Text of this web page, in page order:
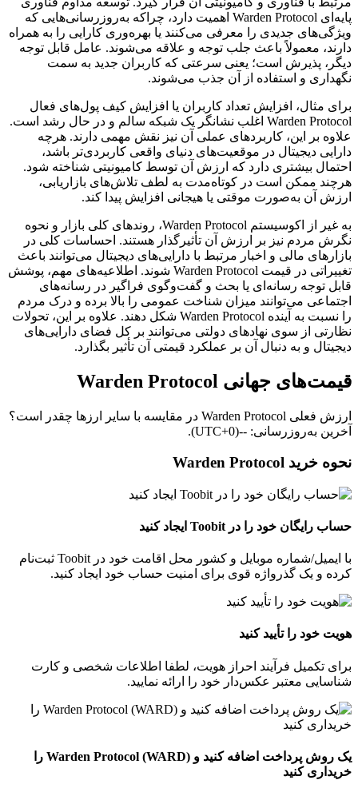
پایه‌ای Warden Protocol اهمیت دارد، چراکه به‌روزرسانی‌هایی که
ویژگی‌های جدیدی را معرفی می‌کنند یا بهره‌وری کارایی را به همراه
دارند، معمولاً باعث جلب توجه و علاقه‌ می‌شوند. عامل قابل توجه
دیگر، پذیرش است؛ یعنی سرعتی که کاربران جدید به سمت
نگهداری و استفاده از آن جذب می‌شوند.
برای مثال، افزایش تعداد کاربران یا افزایش کیف پول‌های فعال
Warden Protocol اغلب نشانگر یک شبکه سالم و در حال رشد است.
علاوه بر این، کاربردهای عملی آن نیز نقش مهمی دارند. هرچه
دارایی دیجیتال در موقعیت‌های دنیای واقعی کاربردی‌تر باشد،
احتمال بیشتری دارد که ارزش آن توسط کامیونیتی شناخته شود.
هرچند ممکن است در کوتاه‌مدت به لطف تلاش‌های بازاریابی،
ارزش آن به‌صورت موقتی یا هیجانی افزایش پیدا کند.
به غیر از اکوسیستم Warden Protocol، روندهای کلی بازار و نحوه
نگرش مردم نیز بر ارزش آن تأثیرگذار هستند. احساسات کلی در
بازارهای مالی و اخبار مرتبط با دارایی‌های دیجیتال می‌توانند باعث
تغییراتی در قیمت Warden Protocol شوند. اطلاعیه‌های مهم، پوشش
قابل توجه رسانه‌ای یا بحث و گفت‌وگوی فراگیر در رسانه‌های
اجتماعی می‌توانند میزان شناخت عمومی را بالا برده و درک مردم
را نسبت به آینده Warden Protocol شکل دهند. علاوه بر این، تحولات
نظارتی از سوی نهادهای دولتی می‌توانند بر کل فضای دارایی‌های
دیجیتال و به‌ دنبال آن بر عملکرد قیمتی آن تأثیر بگذارد.
قیمت‌های جهانی Warden Protocol
ارزش فعلی Warden Protocol در مقایسه با سایر ارزها چقدر است؟
آخرین به‌روزرسانی: --(UTC+0).
نحوه خرید Warden Protocol
حساب رایگان خود را در Toobit ایجاد کنید
با ایمیل/شماره موبایل و کشور محل اقامت خود در Toobit ثبت‌نام
کرده و یک گذرواژه قوی برای امنیت حساب خود ایجاد کنید.
هویت خود را تأیید کنید
برای تکمیل فرآیند احراز هویت، لطفا اطلاعات شخصی و کارت
شناسایی معتبر عکس‌دار خود را ارائه نمایید.
یک روش پرداخت اضافه کنید و Warden Protocol (WARD) را
خریداری کنید